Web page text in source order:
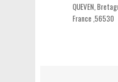
QUEVEN,
France ,56530